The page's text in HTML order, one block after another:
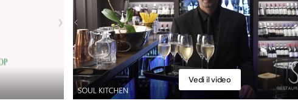
Vedi il video